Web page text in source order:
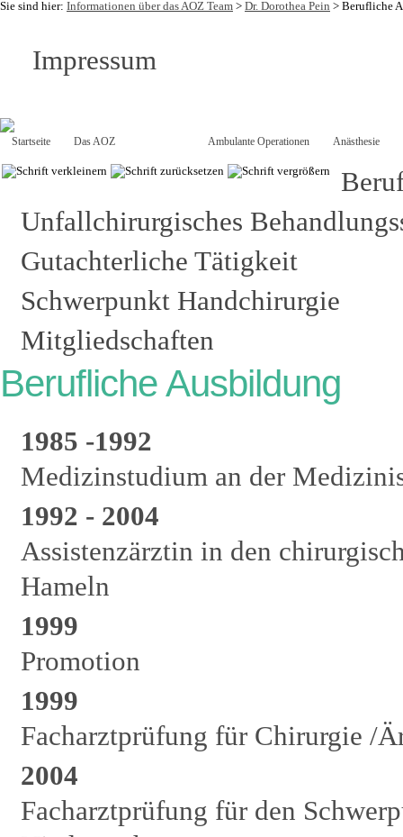
Sie sind hier: Informationen über das AOZ Team > Dr. Dorothea Pein > Berufliche
Impressum
Startseite Das AOZ Ambulante Operationen Anästhesie
Unfallchirurgisches
Gutachterliche Tätigkeit
Schwerpunkt Handchirurgie
Mitgliedschaften
Berufliche Ausbildung
1985 -1992
Medizinstudium an der
1992 - 2004
Assistenzärztin in den
Hameln
1999
Promotion
1999
Facharztprüfung für Chirurgie /
2004
Facharztprüfung für den